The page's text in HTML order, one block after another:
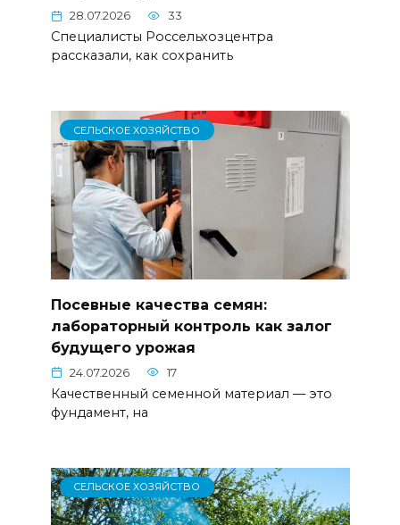
28.07.2026 33
Специалисты Россельхозцентра
рассказали, как сохранить
СЕЛЬСКОЕ ХОЗЯЙСТВО
Посевные качества семян:
лабораторный контроль как залог
будущего урожая
24.07.2026 17
Качественный семенной материал — это
фундамент, на
СЕЛЬСКОЕ ХОЗЯЙСТВО